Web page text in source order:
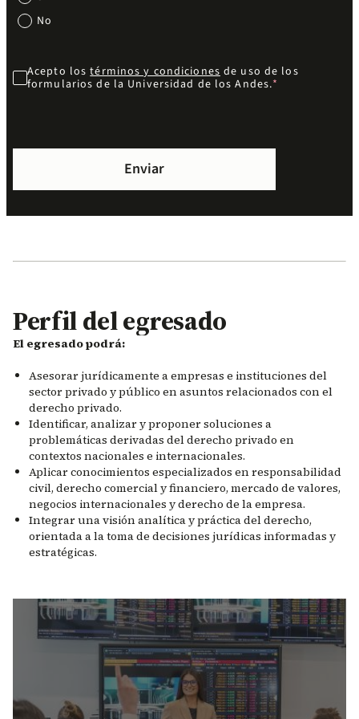
No
Acepto lostérminos y condiciones de uso de los
formularios de la Universidad de los Andes.
Perfil del egresado
El egresado podrá:
Asesorar jurídicamente a empresas e instituciones del
sector privado y público en asuntos relacionados con el
derecho privado.
Identificar, analizar y proponer soluciones a
problemáticas derivadas del derecho privado en
contextos nacionales e internacionales.
Aplicar conocimientos especializados en responsabilidad
civil, derecho comercial y financiero, mercado de valores,
negocios internacionales y derecho de la empresa.
Integrar una visión analítica y práctica del derecho,
orientada a la toma de decisiones jurídicas informadas y
estratégicas.